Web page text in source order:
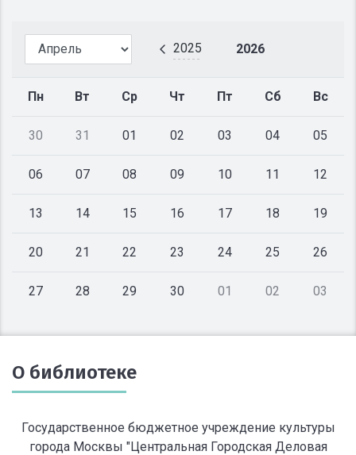
2025 2026
Пн Вт Ср Чт Пт Сб Вс
30 31 01 02 03 04 05
06 07 08 09 10 11 12
13 14 15 16 17 18 19
20 21 22 23 24 25 26
27 28 29 30 01 02 03
О библиотеке
Государственное бюджетное учреждение культуры
города Москвы "Центральная Городская Деловая